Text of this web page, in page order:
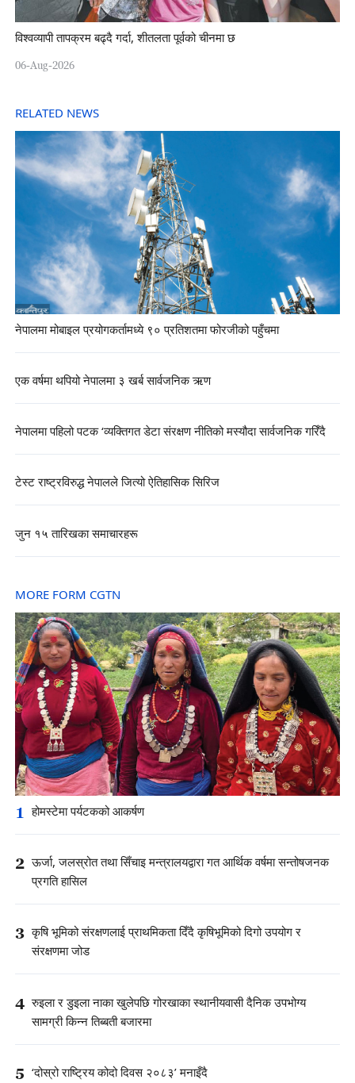
विश्वव्यापी तापक्रम बढ्दै गर्दा, शीतलता पूर्वको चीनमा छ
06-Aug-2026
RELATED NEWS
नेपालमा मोबाइल प्रयोगकर्तामध्ये ९० प्रतिशतमा फोरजीको पहुँचमा
एक वर्षमा थपियो नेपालमा ३ खर्ब सार्वजनिक ऋण
नेपालमा पहिलो पटक ‘व्यक्तिगत डेटा संरक्षण नीतिको मस्यौदा सार्वजनिक गरिँदै
टेस्ट राष्ट्रविरुद्ध नेपालले जित्यो ऐतिहासिक सिरिज
जुन १५ तारिखका समाचारहरू
MORE FORM CGTN
1 होमस्टेमा पर्यटकको आकर्षण
2 ऊर्जा, जलस्रोत तथा सिँचाइ मन्त्रालयद्वारा गत आर्थिक वर्षमा सन्तोषजनक
प्रगति हासिल
3 कृषि भूमिको संरक्षणलाई प्राथमिकता दिँदै कृषिभूमिको दिगो उपयोग र
संरक्षणमा जोड
4 रुइला र डुइला नाका खुलेपछि गोरखाका स्थानीयवासी दैनिक उपभोग्य
सामग्री किन्न तिब्बती बजारमा
5 ‘दोस्रो राष्ट्रिय कोदो दिवस २०८३’ मनाइँदै